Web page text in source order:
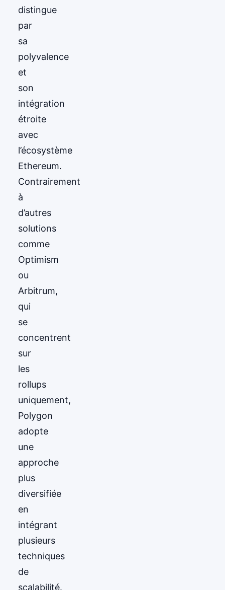
distingue
par
sa
polyvalence
et
son
intégration
étroite
avec
l’écosystème
Ethereum.
Contrairement
à
d’autres
solutions
comme
Optimism
ou
Arbitrum,
qui
se
concentrent
sur
les
rollups
uniquement,
Polygon
adopte
une
approche
plus
diversifiée
en
intégrant
plusieurs
techniques
de
scalabilité.